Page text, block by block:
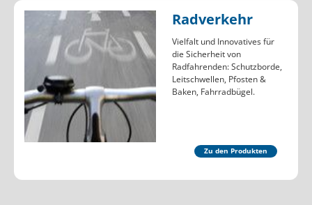
Radverkehr
Vielfalt und Innovatives für
die Sicherheit von
Radfahrenden: Schutzborde,
Leitschwellen, Pfosten &
Baken, Fahrradbügel.
Zu den Produkten